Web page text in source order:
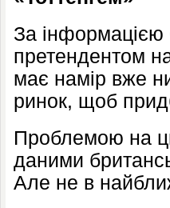
За
претендентом
має намір вже
ринок, щоб
Проблемою на
даними
Але не в